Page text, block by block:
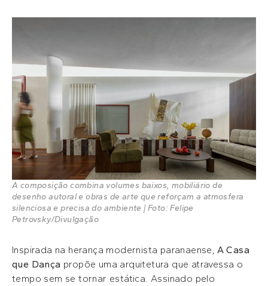
A composição combina volumes baixos, mobiliário de
desenho autoral e obras de arte que reforçam a atmosfera
silenciosa e precisa do ambiente | Foto: Felipe
Petrovsky/Divulgação
Inspirada na herança modernista paranaense, A Casa
que Dança propõe uma arquitetura que atravessa o
tempo sem se tornar estática. Assinado pelo